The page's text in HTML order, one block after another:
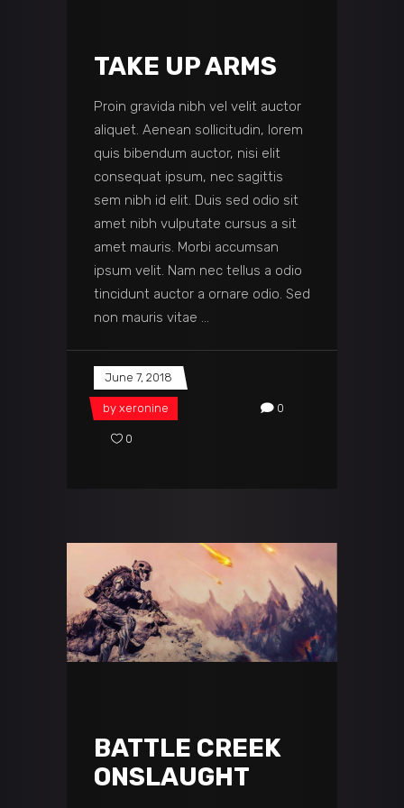
TAKE UP ARMS
Proin gravida nibh vel velit auctor
aliquet. Aenean sollicitudin, lorem
quis bibendum auctor, nisi elit
consequat ipsum, nec sagittis
sem nibh id elit. Duis sed odio sit
amet nibh vulputate cursus a sit
amet mauris. Morbi accumsan
ipsum velit. Nam nec tellus a odio
tincidunt auctor a ornare odio. Sed
non mauris vitae
June 7, 2018
by xeronine 0
0
BATTLE CREEK
ONSLAUGHT